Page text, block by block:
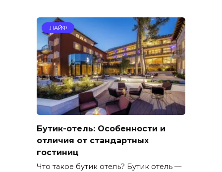
ЛАЙФ
Бутик-отель: Особенности и
отличия от стандартных
гостиниц
Что такое бутик отель? Бутик отель —